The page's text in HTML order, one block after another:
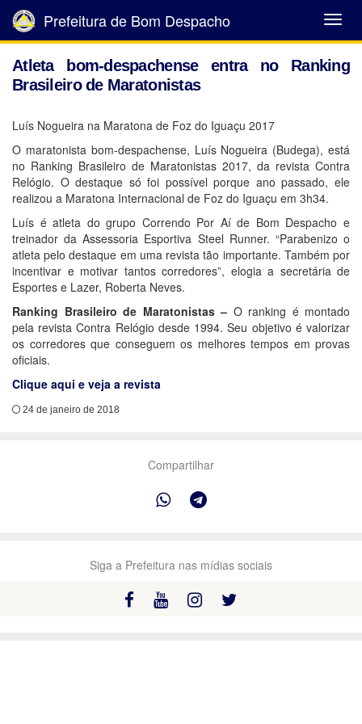
Abrir
Menu
Prefeitura de Bom Despacho
Atleta bom-despachense entra no Ranking
Brasileiro de Maratonistas
Luís Nogueira na Maratona de Foz do Iguaçu 2017
O maratonista bom-despachense, Luís Nogueira (Budega), está
no Ranking Brasileiro de Maratonistas 2017, da revista Contra
Relógio. O destaque só foi possível porque ano passado, ele
realizou a Maratona Internacional de Foz do Iguaçu em 3h34.
Luís é atleta do grupo Correndo Por Aí de Bom Despacho e
treinador da Assessoria Esportiva Steel Runner. “Parabenizo o
atleta pelo destaque em uma revista tão importante. Também por
incentivar e motivar tantos corredores”, elogia a secretária de
Esportes e Lazer, Roberta Neves.
Ranking Brasileiro de Maratonistas – O ranking é montado
pela revista Contra Relógio desde 1994. Seu objetivo é valorizar
os corredores que conseguem os melhores tempos em provas
oficiais.
Clique aqui e veja a revista
24 de janeiro de 2018
Compartilhar
Siga a Prefeitura nas mídias sociais